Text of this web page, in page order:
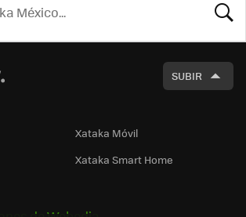
SUBIR
Xataka Móvil
Xataka Smart Home